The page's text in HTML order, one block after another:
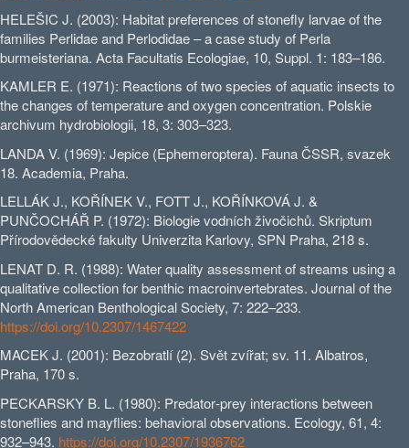
HELEŠIC J. (2003): Habitat preferences of stonefly larvae of the
families Perlidae and Perlodidae – a case study of Perla
burmeisteriana. Acta Facultatis Ecologiae, 10, Suppl. 1: 183–186.
KAMLER E. (1971): Reactions of two species of aquatic insects to
the changes of temperature and oxygen concentration. Polskie
archivum hydrobiologii, 18, 3: 303–323.
LANDA V. (1969): Jepice (Ephemeroptera). Fauna ČSSR, svazek
18. Academia, Praha.
LELLÁK J., KOŘÍNEK V., FOTT J., KOŘÍNKOVÁ J. &
PUNČOCHÁŘ P. (1972): Biologie vodních živočichů. Skriptum
Přírodovědecké fakulty Univerzita Karlovy, SPN Praha, 218 s.
LENAT D. R. (1988): Water quality assessment of streams using a
qualitative collection for benthic macroinvertebrates. Journal of the
North American Benthological Society, 7: 222–233.
https://doi.org/10.2307/1467422
MACEK J. (2001): Bezobratlí (2). Svět zvířat; sv. 11. Albatros,
Praha, 170 s.
PECKARSKY B. L. (1980): Predator‐prey interactions between
stoneflies and mayflies: behavioral observations. Ecology, 61, 4:
932–943. https://doi.org/10.2307/1936762